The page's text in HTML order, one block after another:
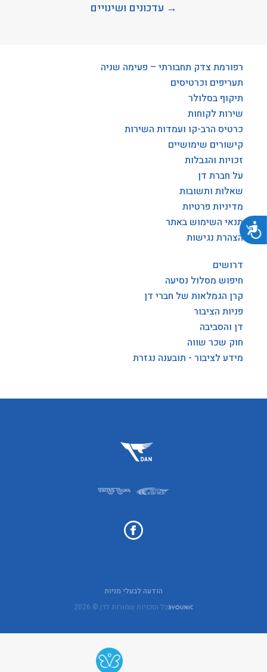
נגישות
→ עדכונים ושינויים
רפורמת צדק תחבורתי – פעימה שניה
תעריפים וכרטיסים
תיקוף בסלולר
שירות לקוחות
כרטיס הרב-קו ועמדות השירות
קישורים שימושיים
זכויות והגבלות
על חברת דן
שאלות ותשובות
מדיניות פרטיות
תנאי השימוש באתר
הצהרת נגישות
דרושים
חיפוש מסלול נסיעה
קרן הגמלאות של חברי דן
פניות הציבור
דן והסביבה
חוק שכר שווה
מידע לציבור - תובענה נגזרת
הודעה לבעלי מניות
כל הזכויות שמורות לדן © 2026